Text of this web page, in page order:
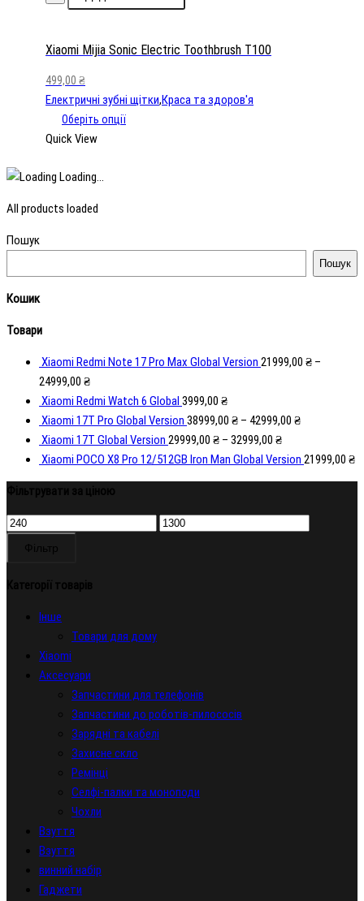
Sonic
Toothbrush
кількість
Xiaomi Mijia Sonic Electric Toothbrush T100
499,00 ₴
Електричні зубні щітки,Краса та здоров'я
Оберіть опції
Quick View
Loading...
All products loaded
Пошук
Пошук
Кошик
Товари
Xiaomi Redmi Note 17 Pro Max Global Version 21999,00 ₴ –
24999,00 ₴
Xiaomi Redmi Watch 6 Global 3999,00 ₴
Xiaomi 17T Pro Global Version 38999,00 ₴ – 42999,00 ₴
Xiaomi 17T Global Version 29999,00 ₴ – 32999,00 ₴
Xiaomi POCO X8 Pro 12/512GB Iron Man Global Version 21999,00 ₴
Фільтрувати за ціною
Мінімальна
Найбільша
Фільтр
Категорії товарів
Iнше
Товари для дому
Xiaomi
Аксесуари
Запчастини для телефонів
Запчастини до роботів-пилососів
Зарядні та кабелі
Захисне скло
Ремінці
Селфі-палки та моноподи
Чохли
Взуття
Взуття
винний набір
Гаджети